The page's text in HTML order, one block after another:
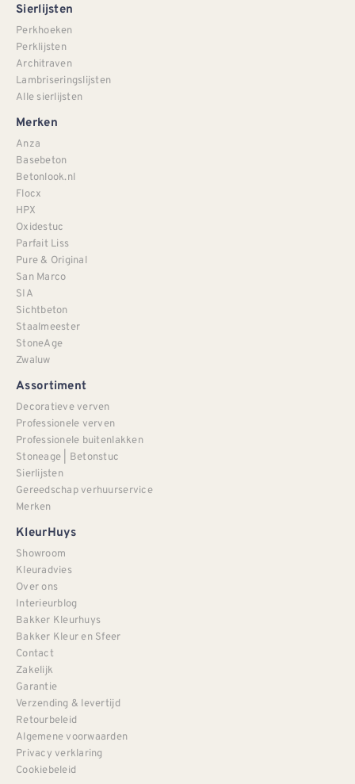
Sierlijsten
Perkhoeken
Perklijsten
Architraven
Lambriseringslijsten
Alle sierlijsten
Merken
Anza
Basebeton
Betonlook.nl
Flocx
HPX
Oxidestuc
Parfait Liss
Pure & Original
San Marco
SIA
Sichtbeton
Staalmeester
StoneAge
Zwaluw
Assortiment
Decoratieve verven
Professionele verven
Professionele buitenlakken
Stoneage | Betonstuc
Sierlijsten
Gereedschap verhuurservice
Merken
KleurHuys
Showroom
Kleuradvies
Over ons
Interieurblog
Bakker Kleurhuys
Bakker Kleur en Sfeer
Contact
Zakelijk
Garantie
Verzending & levertijd
Retourbeleid
Algemene voorwaarden
Privacy verklaring
Cookiebeleid